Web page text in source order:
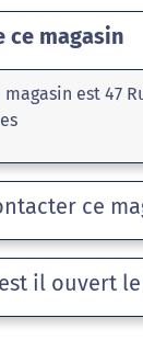
ce magasin
est 47
ce
il ouvert